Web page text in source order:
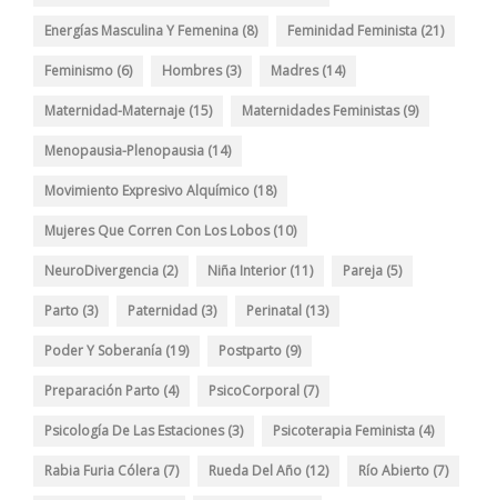
Energías Masculina Y Femenina (8) Feminidad Feminista (21)
Feminismo (6) Hombres(3) Madres(14)
Maternidad-Maternaje (15) Maternidades Feministas(9)
Menopausia-Plenopausia (14)
Movimiento Expresivo Alquímico (18)
Mujeres Que Corren Con Los Lobos(10)
NeuroDivergencia (2) Niña Interior (11) Pareja (5)
Parto (3) Paternidad (3) Perinatal (13)
Poder Y Soberanía (19) Postparto (9)
Preparación Parto (4) PsicoCorporal (7)
Psicología De Las Estaciones(3) Psicoterapia Feminista (4)
Rabia Furia Cólera (7) Rueda Del Año (12) Río Abierto (7)